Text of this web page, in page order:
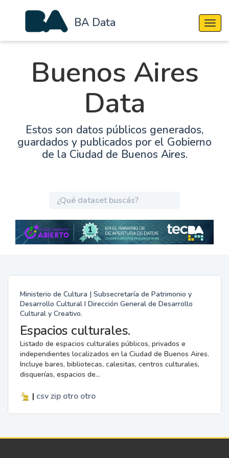
BA Data
Buenos Aires
Data
Estos son datos públicos generados,
guardados y publicados por el Gobierno
de la Ciudad de Buenos Aires.
Ministerio de Cultura | Subsecretaría de Patrimonio y
Desarrollo Cultural I Dirección General de Desarrollo
Cultural y Creativo.
Espacios culturales.
Listado de espacios culturales públicos, privados e
independientes localizados en la Ciudad de Buenos Aires.
Incluye bares, bibliotecas, calesitas, centros culturales,
disquerías, espacios de...
| csv zip otro otro